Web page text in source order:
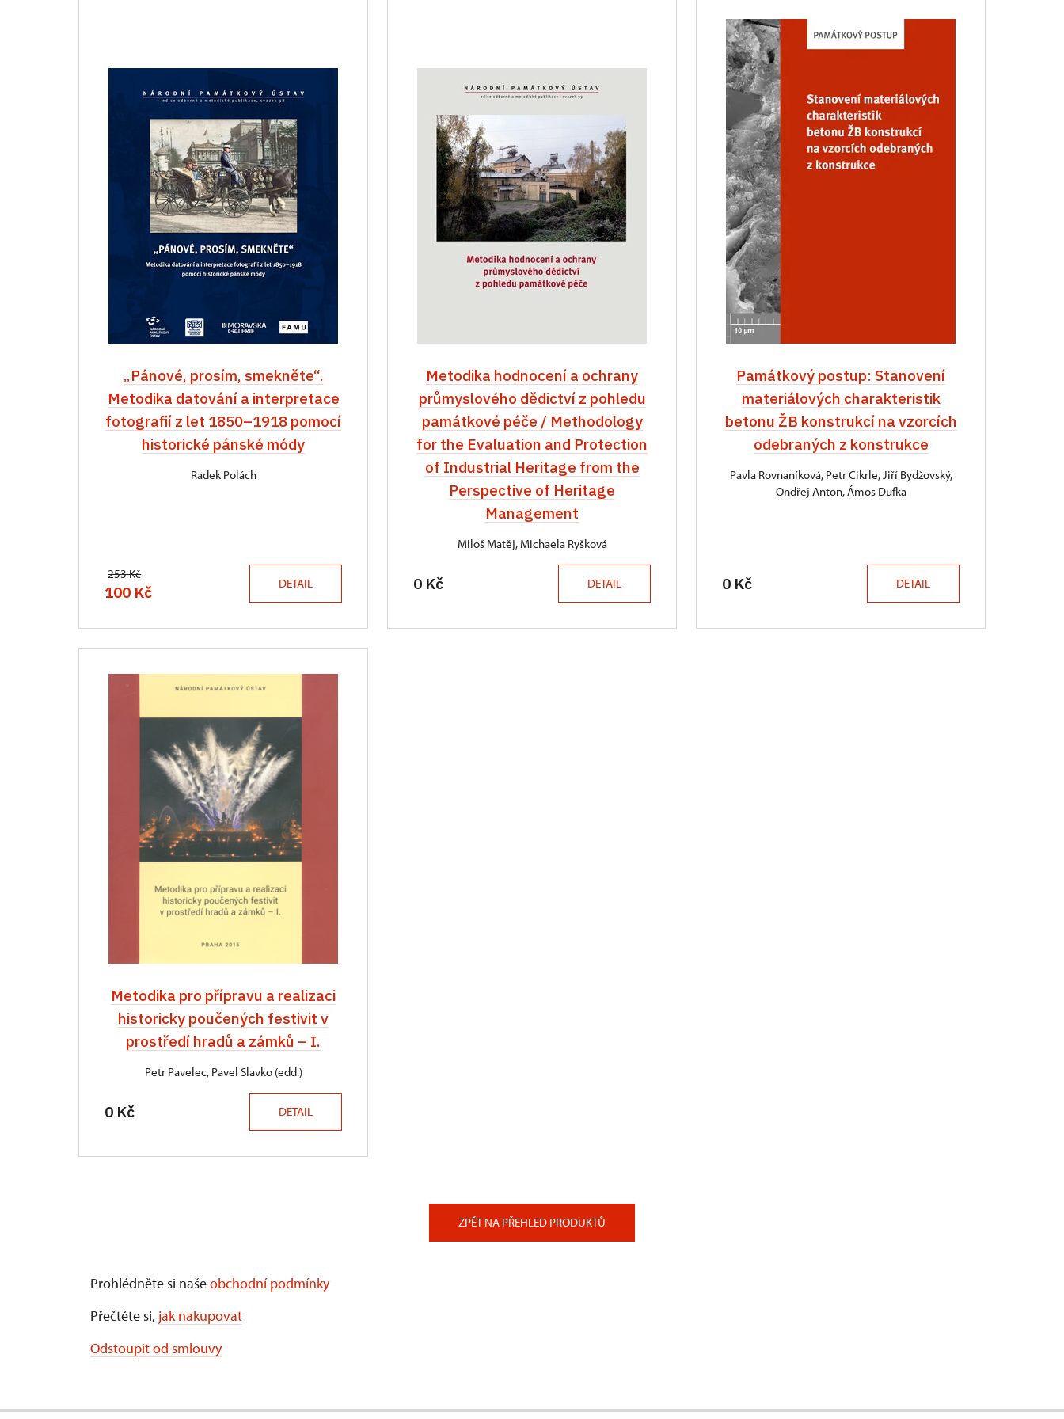
„Pánové, prosím, smekněte“.
Metodika datování a interpretace
fotografií z let 1850–⁠1918 pomocí
historické pánské módy
Radek Polách
253 Kč
100 Kč DETAIL
Metodika hodnocení a ochrany
průmyslového dědictví z pohledu
památkové péče / Methodology
for the Evaluation and Protection
of Industrial Heritage from the
Perspective of Heritage
Management
Miloš Matěj, Michaela Ryšková
0 Kč DETAIL
Památkový postup: Stanovení
materiálových charakteristik
betonu ŽB konstrukcí na vzorcích
odebraných z konstrukce
Pavla Rovnaníková, Petr Cikrle, Jiří Bydžovský,
Ondřej Anton, Ámos Dufka
0 Kč DETAIL
Metodika pro přípravu a realizaci
historicky poučených festivit v
prostředí hradů a zámků – I.
Petr Pavelec, Pavel Slavko (edd.)
0 Kč DETAIL
ZPĚT NA PŘEHLED PRODUKTŮ
Prohlédněte si našeobchodní podmínky
Přečtěte si, jak nakupovat
Odstoupit od smlouvy